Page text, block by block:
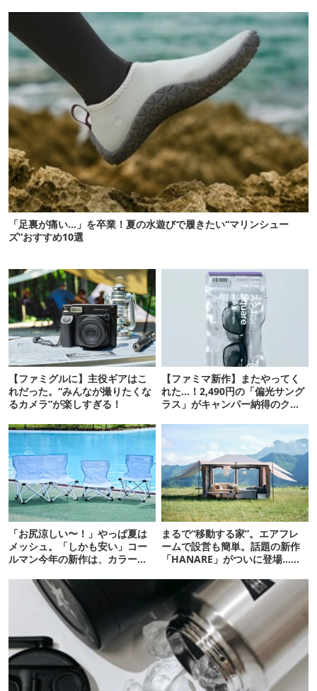
「足裏が痛い…」を卒業！夏の水遊びで履きたい“マリンシュー
ズ”おすすめ10選
【ファミグルに】主役ギアはこ
れだった。“みんなが撮りたくな
るカメラ”が楽しすぎる！
【ファミマ新作】またやってく
れた…！2,490円の「偏光サング
ラス」がキャンパー納得のクオ
「お尻涼しい〜！」やっぱ夏は
メッシュ。「しかも安い」コー
ルマン今年の新作は、カラーも
まるで“移動する家”。エアフレ
ームで設営も簡単。話題の新作
「HANARE」がついに登場…！